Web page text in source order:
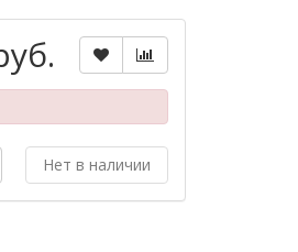
Нет в наличии